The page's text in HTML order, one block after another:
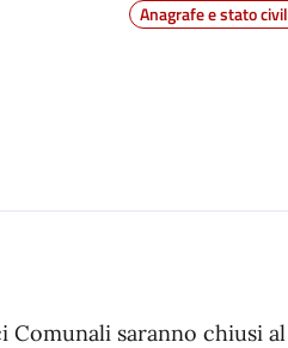
Anagrafe e stato
saranno chiusi